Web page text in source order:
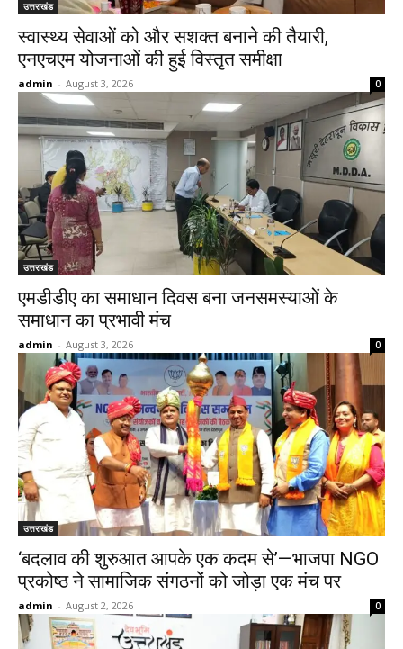
उत्तराखंड
स्वास्थ्य सेवाओं को और सशक्त बनाने की तैयारी,
एनएचएम योजनाओं की हुई विस्तृत समीक्षा
admin - August 3, 2026 0
उत्तराखंड
एमडीडीए का समाधान दिवस बना जनसमस्याओं के
समाधान का प्रभावी मंच
admin - August 3, 2026 0
उत्तराखंड
‘बदलाव की शुरुआत आपके एक कदम से’—भाजपा NGO
प्रकोष्ठ ने सामाजिक संगठनों को जोड़ा एक मंच पर
admin - August 2, 2026 0